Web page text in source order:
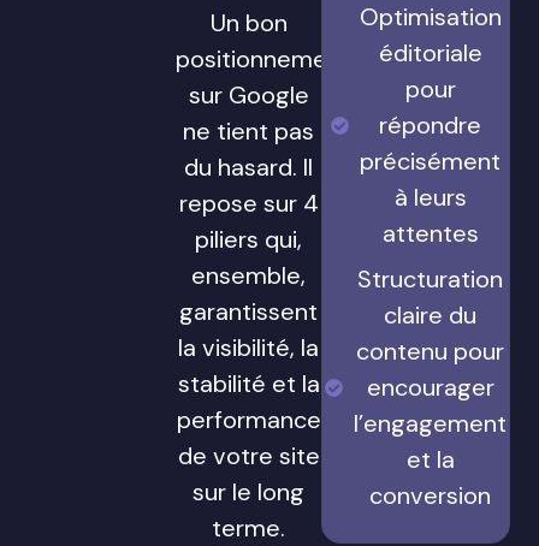
Un bon
positionnement
sur Google
ne tient pas
du hasard. Il
repose sur 4
piliers qui,
ensemble,
garantissent
la visibilité, la
stabilité et la
performance
de votre site
sur le long
terme.
Optimisation
éditoriale
pour
répondre
précisément
à leurs
attentes
Structuration
claire du
contenu pour
encourager
l’engagement
et la
conversion